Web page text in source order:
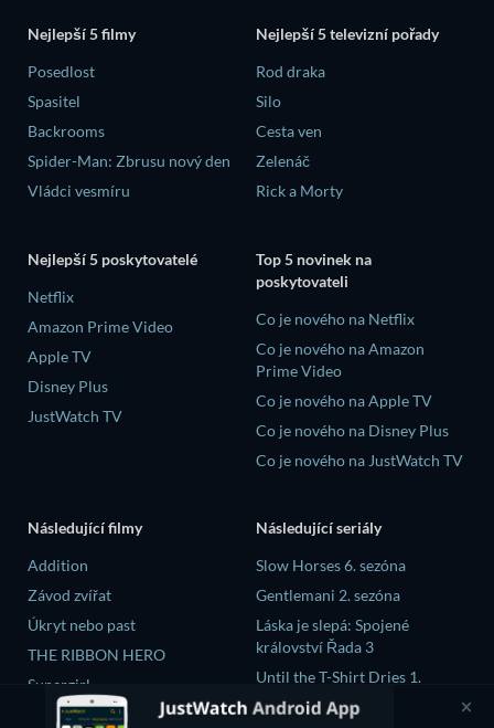
Nejlepší 5 filmy
Posedlost
Spasitel
Backrooms
Spider-Man: Zbrusu nový den
Vládci vesmíru
Nejlepší 5 televizní pořady
Rod draka
Silo
Cesta ven
Zelenáč
Rick a Morty
Nejlepší 5 poskytovatelé
Netflix
Amazon Prime Video
Apple TV
Disney Plus
JustWatch TV
Top 5 novinek na
poskytovateli
Co je nového na Netflix
Co je nového na Amazon
Prime Video
Co je nového na Apple TV
Co je nového na Disney Plus
Co je nového na JustWatch TV
Následující filmy
Addition
Závod zvířat
Úkryt nebo past
THE RIBBON HERO
Supergirl
Následující seriály
Slow Horses 6. sezóna
Gentlemani 2. sezóna
Láska je slepá: Spojené
království Řada 3
Until the T-Shirt Dries 1.
sezóna